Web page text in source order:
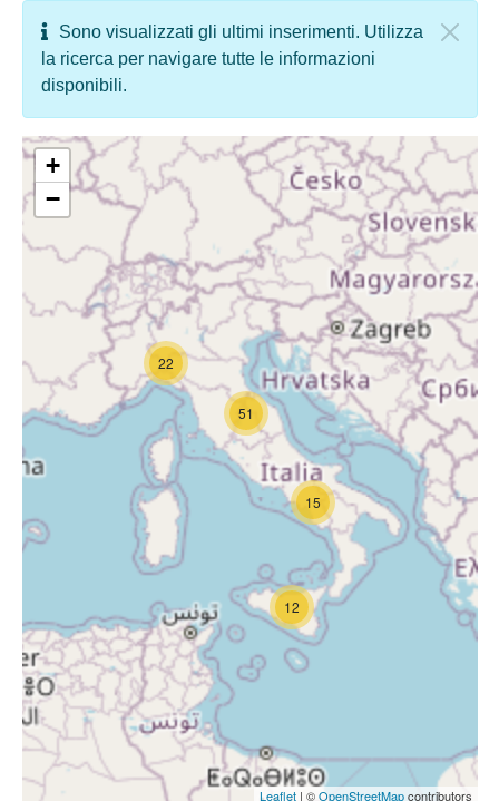
Sono visualizzati gli ultimi inserimenti. Utilizza
la ricerca per navigare tutte le informazioni
disponibili.
15
12
22
51
+
−
Leaflet| ©OpenStreetMapcontributors